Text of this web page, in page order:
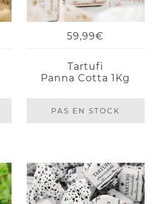
59,99€
Tartufi
Panna Cotta 1Kg
PAS EN STOCK